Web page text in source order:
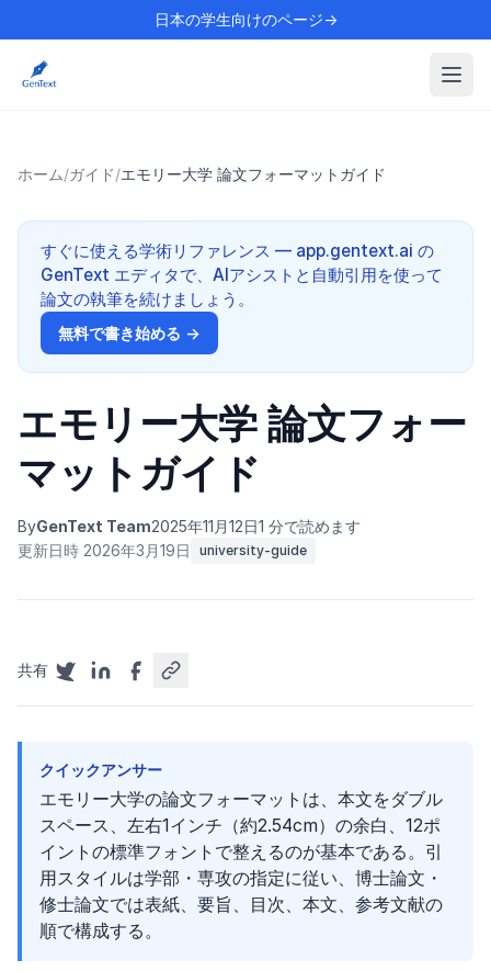
日本の学生向けのページ→
ホーム/ガイド/エモリー大学 論文フォーマットガイド
すぐに使える学術リファレンス — app.gentext.ai の
GenText エディタで、AIアシストと自動引用を使って
論文の執筆を続けましょう。
無料で書き始める →
エモリー大学 論文フォー
マットガイド
ByGenText Team2025年11月12日1 分で読めます
更新日時 2026年3月19日
university-guide
共有
クイックアンサー
エモリー大学の論文フォーマットは、本文をダブル
スペース、左右1インチ（約2.54cm）の余白、12ポ
イントの標準フォントで整えるのが基本である。引
用スタイルは学部・専攻の指定に従い、博士論文・
修士論文では表紙、要旨、目次、本文、参考文献の
順で構成する。